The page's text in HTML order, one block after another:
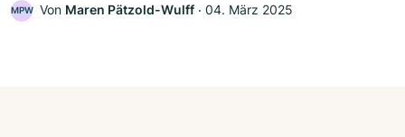
MPW Von Maren Pätzold-Wulff ‧ 04. März 2025